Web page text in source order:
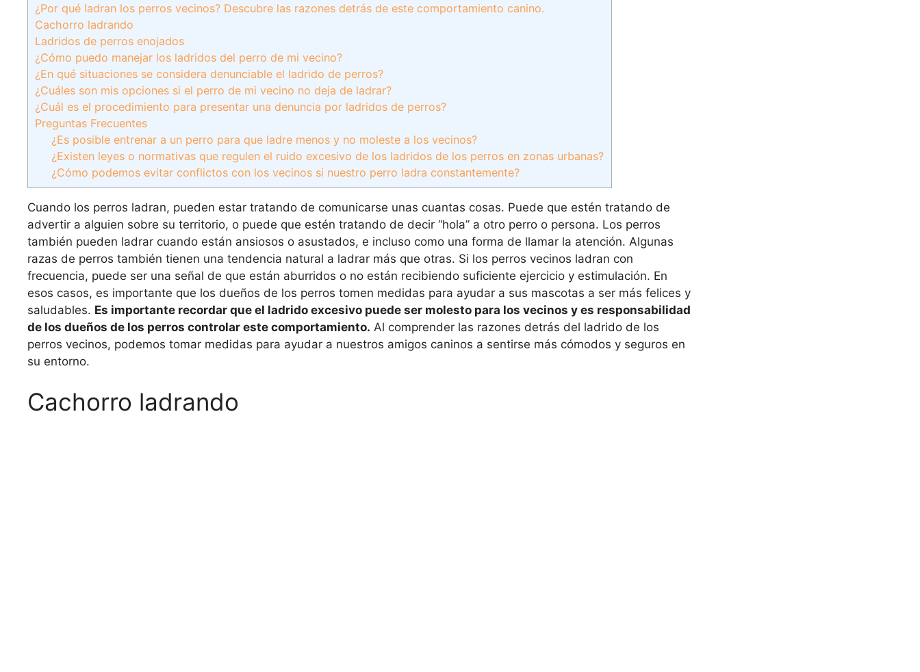
¿Por qué ladran los perros vecinos? Descubre las razones detrás de este comportamiento canino.
Cachorro ladrando
Ladridos de perros enojados
¿Cómo puedo manejar los ladridos del perro de mi vecino?
¿En qué situaciones se considera denunciable el ladrido de perros?
¿Cuáles son mis opciones si el perro de mi vecino no deja de ladrar?
¿Cuál es el procedimiento para presentar una denuncia por ladridos de perros?
Preguntas Frecuentes
¿Es posible entrenar a un perro para que ladre menos y no moleste a los vecinos?
¿Existen leyes o normativas que regulen el ruido excesivo de los ladridos de los perros en zonas urbanas?
¿Cómo podemos evitar conflictos con los vecinos si nuestro perro ladra constantemente?
Cuando los perros ladran, pueden estar tratando de comunicarse unas cuantas cosas. Puede que estén tratando de
advertir a alguien sobre su territorio, o puede que estén tratando de decir “hola” a otro perro o persona. Los perros
también pueden ladrar cuando están ansiosos o asustados, e incluso como una forma de llamar la atención. Algunas
razas de perros también tienen una tendencia natural a ladrar más que otras. Si los perros vecinos ladran con
frecuencia, puede ser una señal de que están aburridos o no están recibiendo suficiente ejercicio y estimulación. En
esos casos, es importante que los dueños de los perros tomen medidas para ayudar a sus mascotas a ser más felices y
saludables. Es importante recordar que el ladrido excesivo puede ser molesto para los vecinos y es responsabilidad
de los dueños de los perros controlar este comportamiento. Al comprender las razones detrás del ladrido de los
perros vecinos, podemos tomar medidas para ayudar a nuestros amigos caninos a sentirse más cómodos y seguros en
su entorno.
Cachorro ladrando